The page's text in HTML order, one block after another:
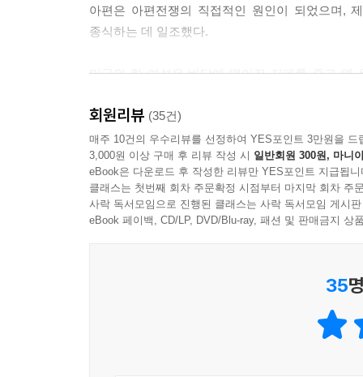
각성제 사랑은 유럽이나 미국 군인들만의 특징이
을 감안하면 그다지 놀라운 소식은 아니다. 그런
--- p.61
2012년 재활의학과에서 진통제 처방을 받던 환
에 빠진 이유는 펜타닐 과량 처방 때문이다. 처음
일반 함량 패치(시간당 50마이크로그램)를 처방
가 두 배로 높아진다는 것은 약을 사용하는 입장
이렇게 잘나가는 의약품의 대명사이자 슈퍼 블
페놀에서 살리실산을 만들고 아스피린을 생산하
대전이 발발하면서 이 공정의 단점이 드러났다.
아편은 아편전쟁의 직접적인 원인이 되었으며,
종식하는 데 일조했다.
미국의 한 여성은 바닥에 떨어진 지폐를 줍고 왜
아프가니스탄 전쟁 당시 미군은 왜 아군 기지를 폭
1분 만에 수강 신청이 마감되는 인기 강의 교수이
펜타닐까지, 메스암페타민부터 ADHD 치료제까
서술한다. “이 책에서 소개하는 수많은 전쟁, 질병
들어온 것을 환영한다.”
전쟁은 약을 만든다. 제2차 세계대전이 시작되
회원리뷰 (35건)
매주 10건의 우수리뷰를 선정하여 YES포인트 3만원을 드
3,000원 이상 구매 후 리뷰 작성 시 일반회원 300원, 마니
eBook은 다운로드 후 작성한 리뷰만 YES포인트 지급됩니
클래스는 첫번째 회차 주문확정 시점부터 마지막 회차 주
사락 독서모임으로 진행된 클래스는 사락 독서모임 게시
eBook 페이백, CD/LP, DVD/Blu-ray, 패션 및 판매금지 상
35